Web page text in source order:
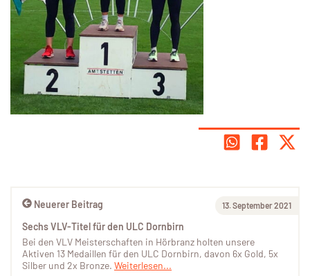
Neuerer Beitrag 13. September 2021
Sechs VLV-Titel für den ULC Dornbirn
Bei den VLV Meisterschaften in Hörbranz holten unsere
Aktiven 13 Medaillen für den ULC Dornbirn, davon 6x Gold, 5x
Silber und 2x Bronze. Weiterlesen...